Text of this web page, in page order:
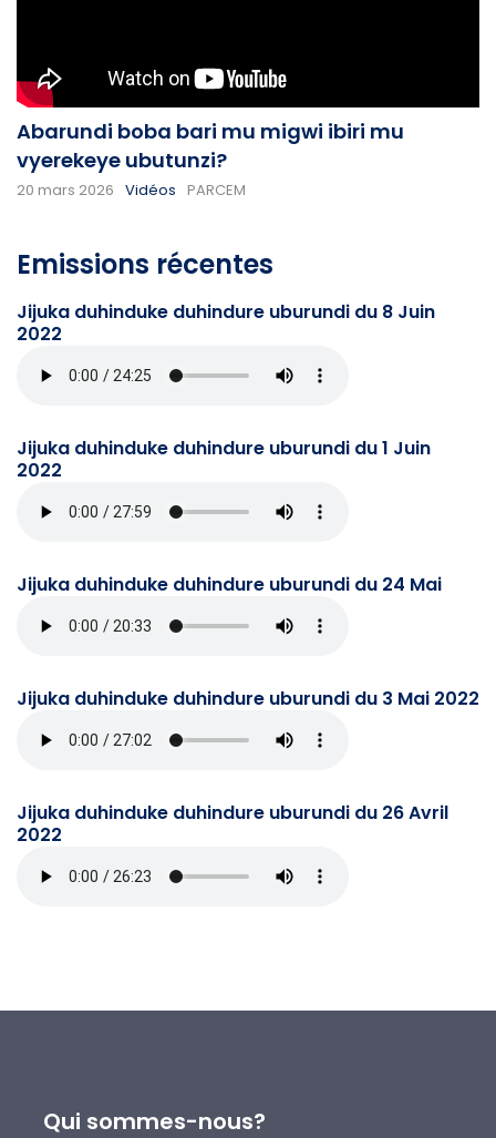
Abarundi boba bari mu migwi ibiri mu
vyerekeye ubutunzi?
20 mars 2026 Vidéos PARCEM
Emissions récentes
Jijuka duhinduke duhindure uburundi du 8 Juin
2022
Jijuka duhinduke duhindure uburundi du 1 Juin
2022
Jijuka duhinduke duhindure uburundi du 24 Mai
Jijuka duhinduke duhindure uburundi du 3 Mai 2022
Jijuka duhinduke duhindure uburundi du 26 Avril
2022
Qui sommes-nous?